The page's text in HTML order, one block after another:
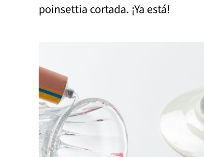
poinsettia cortada. ¡Ya está!